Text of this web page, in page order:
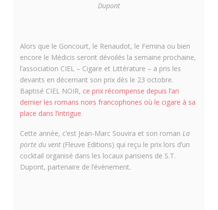
Dupont
Alors que le Goncourt, le Renaudot, le Femina ou bien
encore le Médicis seront dévoilés la semaine prochaine,
l’association CIEL – Cigare et Littérature – a pris les
devants en décernant son prix dès le 23 octobre.
Baptisé CIEL NOIR, ce prix récompense depuis l’an
dernier les romans noirs francophones où le cigare à sa
place dans l’intrigue.
Cette année, c’est Jean-Marc Souvira et son roman La
porte du vent(Fleuve Editions) qui reçu le prix lors d’un
cocktail organisé dans les locaux parisiens de S.T.
Dupont, partenaire de l’évènement.